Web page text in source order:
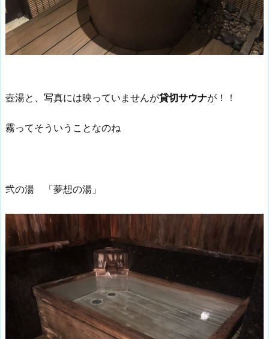
壺湯と、写真には映っていませんが貸切サウナが！！
霧ってそういうことなのね
弐の湯 「夢想の湯」